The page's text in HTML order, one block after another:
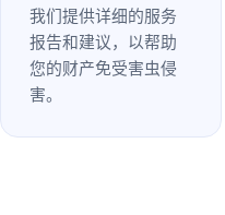
我们提供详细的服务
报告和建议，以帮助
您的财产免受害虫侵
害。